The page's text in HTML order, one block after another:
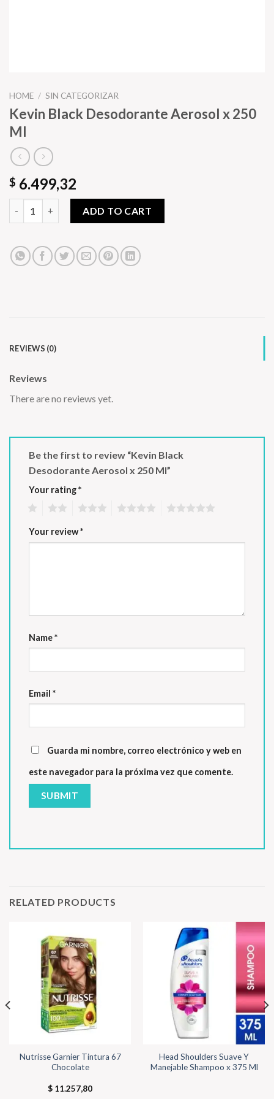
HOME / SIN CATEGORIZAR
Kevin Black Desodorante Aerosol x 250
Ml
$ 6.499,32
ADD TO CART
REVIEWS (0)
Reviews
There are no reviews yet.
Be the first to review “Kevin Black
Desodorante Aerosol x 250 Ml”
Your rating*
Your review*
Name*
Email *
Guarda mi nombre, correo electrónico y web en
este navegador para la próxima vez que comente.
RELATED PRODUCTS
Nutrisse Garnier Tintura 67
Chocolate
$ 11.257,80
Head Shoulders Suave Y
Manejable Shampoo x 375 Ml